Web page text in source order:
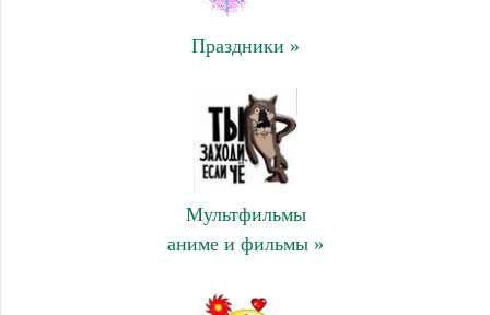
Праздники »
Мультфильмы
аниме и фильмы »